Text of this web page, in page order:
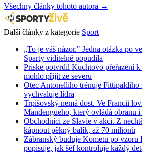
Všechny články tohoto autora →
Další články z kategorie Sport
„To je váš názor." Jedna otázka po
Sparty viditelně popudila
Priske potvrdil Kuchtovo přeřazení
mohlo přijít ze severu
Otec Antonelliho trénuje Fittipaldiho
vychvaluje lídra
Trpišovský nemá dost. Ve Francii
Mandengueho, který ovládá obranu i
Obchodníci ze Slavie v akci. Z
kápnout pěkný balík, až 70 milionů
Zábranský buduje Kometu po vzoru
popisuje, jak šéf kontroluje každý